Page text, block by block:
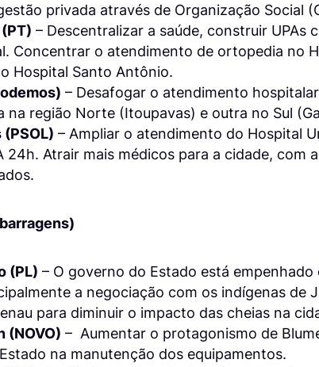
privada através de Organização Social
– Descentralizar a saúde, construir UPAs
Concentrar o atendimento de ortopedia no
Hospital Santo Antônio.
– Desafogar o atendimento
na região Norte (Itoupavas) e outra no Sul
– Ampliar o atendimento do Hospital
24h. Atrair mais médicos para a cidade, com
(PL) – O governo do Estado está
a negociação com os indígenas de
para diminuir o impacto das cheias na
(NOVO) – Aumentar o protagonismo de
na manutenção dos equipamentos.